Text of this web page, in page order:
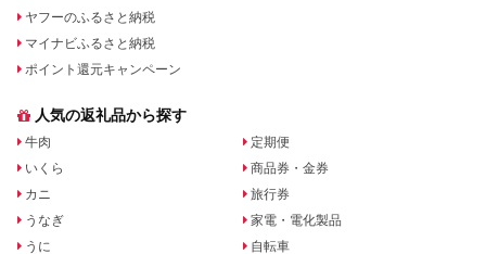
ヤフーのふるさと納税
マイナビふるさと納税
ポイント還元キャンペーン
人気の返礼品から探す
牛肉
いくら
カニ
うなぎ
うに
定期便
商品券・金券
旅行券
家電・電化製品
自転車